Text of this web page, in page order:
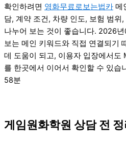
확인하려면 영화무료로보는법카 메
담, 계약 조건, 차량 인도, 보험 범위
나누어 보는 것이 좋습니다. 2026
보는 메인 키워드와 직접 연결되기
데 도움이 되고, 이용자 입장에서도
를 한곳에서 이어서 확인할 수 있
58분
게임원화학원 상담 전